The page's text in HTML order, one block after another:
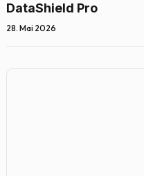
DataShield Pro
28. Mai 2026